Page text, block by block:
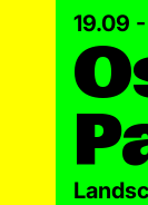
19.09